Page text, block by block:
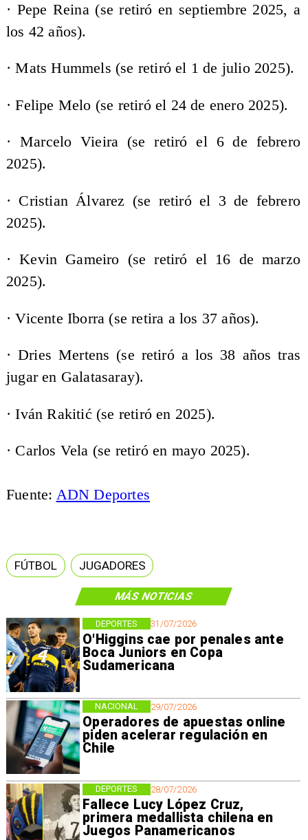
MÁS NOTICIAS
31/07/2026
O'Higgins cae por penales ante
Boca Juniors en Copa
Sudamericana
DEPORTES
29/07/2026
Operadores de apuestas online
piden acelerar regulación en
Chile
NACIONAL
28/07/2026
Fallece Lucy López Cruz,
primera medallista chilena en
Juegos Panamericanos
DEPORTES
· Pepe Reina (se retiró en septiembre 2025, a
los 42 años).
· Mats Hummels (se retiró el 1 de julio 2025).
· Felipe Melo (se retiró el 24 de enero 2025).
· Marcelo Vieira (se retiró el 6 de febrero
2025).
· Cristian Álvarez (se retiró el 3 de febrero
2025).
· Kevin Gameiro (se retiró el 16 de marzo
2025).
· Vicente Iborra (se retira a los 37 años).
· Dries Mertens (se retiró a los 38 años tras
jugar en Galatasaray).
· Iván Rakitić (se retiró en 2025).
· Carlos Vela (se retiró en mayo 2025).
Fuente: ADN Deportes
FÚTBOL JUGADORES